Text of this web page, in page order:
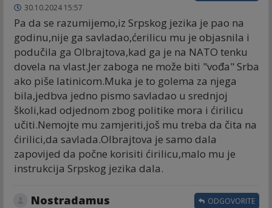
30.10.2024 15:57
Pa da se razumijemo,iz Srpskog jezika je pao na
godinu,nije ga savladao,ćerilicu mu je objasnila i
podučila ga Olbrajtova,kad ga je na NATO tenku
dovela na vlast.Jer zaboga ne može biti "vođa" Srba
ako piše latinicom.Muka je to golema za njega
bila,jedbva jedno pismo savladao u srednjoj
školi,kad odjednom zbog politike mora i ćirilicu
učiti.Nemojte mu zamjeriti,još mu treba da čita na
ćirilici,da savlada.Olbrajtova je samo dala
zapovijed da počne korisiti ćirilicu,malo mu je
instrukcija Srpskog jezika dala.
Nostradamus ODGOVORITE